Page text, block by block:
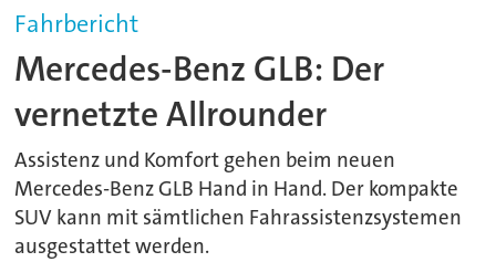
Fahrbericht
Mercedes-Benz GLB: Der
vernetzte Allrounder
Assistenz und Komfort gehen beim neuen
Mercedes-Benz GLB Hand in Hand. Der kompakte
SUV kann mit sämtlichen Fahrassistenzsystemen
ausgestattet werden.